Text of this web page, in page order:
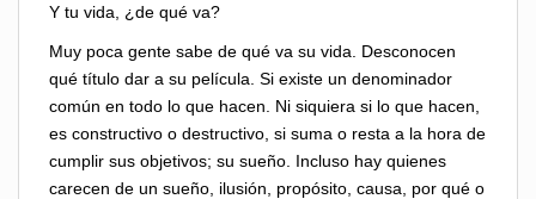
Y tu vida, ¿de qué va?
Muy poca gente sabe de qué va su vida. Desconocen
qué título dar a su película. Si existe un denominador
común en todo lo que hacen. Ni siquiera si lo que hacen,
es constructivo o destructivo, si suma o resta a la hora de
cumplir sus objetivos; su sueño. Incluso hay quienes
carecen de un sueño, ilusión, propósito, causa, por qué o